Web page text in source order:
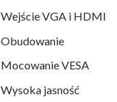
Wejście VGA i HDMI
Obudowanie
Mocowanie VESA
Wysoka jasność